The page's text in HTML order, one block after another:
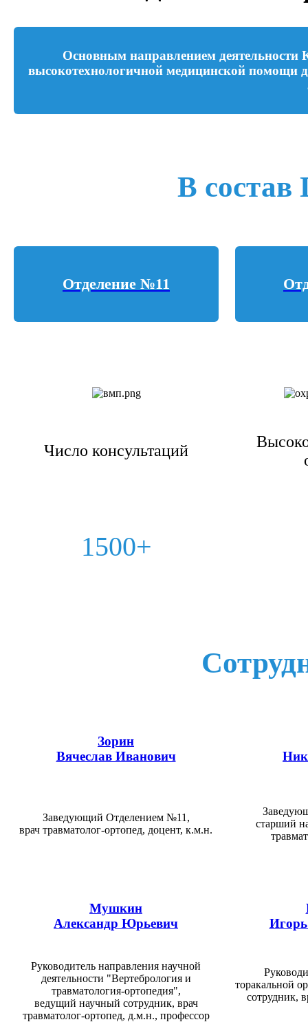
Основным направлением деятельности
высокотехнологичной медицинской помощи
В состав
Отделение №11
Число консультаций
1500+
Зорин
Вячеслав Иванович
Заведующий Отделением №11,
врач травматолог-ортопед, доцент, к.м.н.
старший
Мушкин
Александр Юрьевич
Руководитель направления научной
деятельности "Вертебрология и
травматология-ортопедия",
ведущий научный сотрудник, врач
травматолог-ортопед, д.м.н., профессор
торакальной
сотрудник,